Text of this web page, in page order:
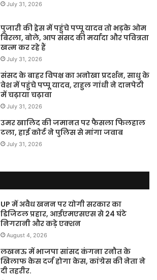
July 31, 2026
पुजारी की ड्रेस में पहुंचे पप्पू यादव तो भड़के ओम
बिरला, बोले, आप संसद की मर्यादा और पवित्रता
खत्म कर रहे हैं
July 31, 2026
संसद के बाहर विपक्ष का अनोखा प्रदर्शन, साधु के
वेश में पहुंचे पप्पू यादव, राहुल गांधी ने दानपेटी
में चढ़ाया चढ़ावा
July 31, 2026
उमर खालिद की जमानत पर फैसला फिलहाल
टला, हाई कोर्ट ने पुलिस से मांगा जवाब
July 31, 2026
UP में अवैध खनन पर योगी सरकार का
डिजिटल प्रहार, आईएमएसएस से 24 घंटे
निगरानी और कड़े एक्शन
August 4, 2026
लखनऊ में भाजपा सांसद कंगना रनौत के
खिलाफ केस दर्ज होगा केस, कांग्रेस की नेता ने
दी तहरीर.